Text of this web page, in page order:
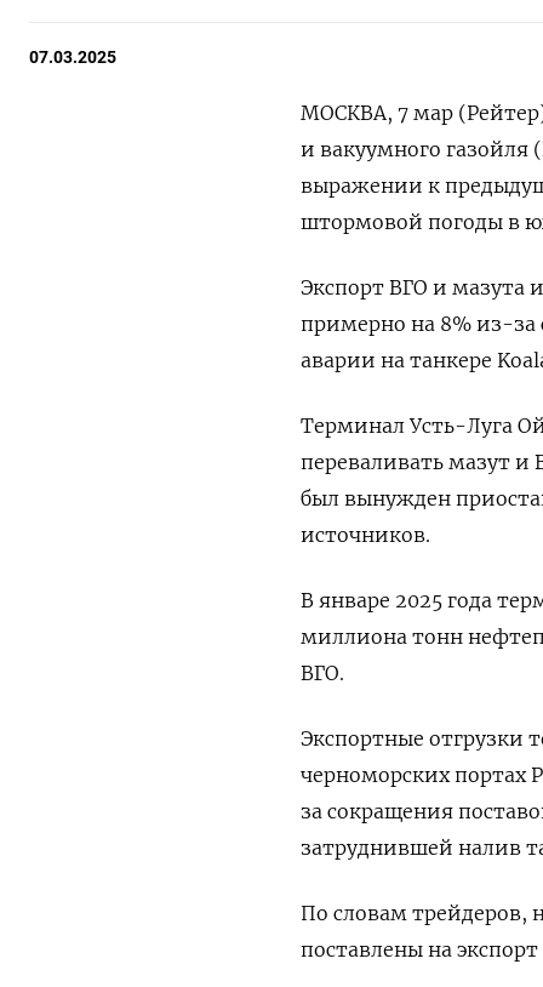
07.03.2025
МОСКВА, 7 мар
и вакуумного газойля
выражении к
штормовой погоды в
Экспорт ВГО и мазута
примерно на 8% из-за
аварии на танкере
Терминал Усть-Луга
переваливать мазут и
был вынужден
источников.
В январе 2025 года
миллиона тонн
ВГО.
Экспортные отгрузки
черноморских портах
за сокращения
затруднившей налив
По словам трейдеров,
поставлены на